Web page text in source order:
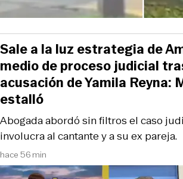
hace 56 min
Abogada abordó sin filtros el caso
involucra al cantante y a su ex pareja.
Sale a la luz estrategia de
medio de proceso judicial
acusación de Yamila Reyna:
estalló